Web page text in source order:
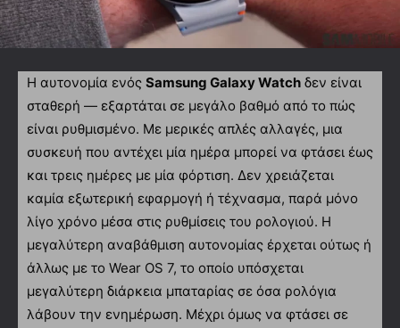
Η αυτονομία ενός Samsung Galaxy Watch δεν είναι
σταθερή — εξαρτάται σε μεγάλο βαθμό από το πώς
είναι ρυθμισμένο. Με μερικές απλές αλλαγές, μια
συσκευή που αντέχει μία ημέρα μπορεί να φτάσει έως
και τρεις ημέρες με μία φόρτιση. Δεν χρειάζεται
καμία εξωτερική εφαρμογή ή τέχνασμα, παρά μόνο
λίγο χρόνο μέσα στις ρυθμίσεις του ρολογιού. Η
μεγαλύτερη αναβάθμιση αυτονομίας έρχεται ούτως ή
άλλως με το Wear OS 7, το οποίο υπόσχεται
μεγαλύτερη διάρκεια μπαταρίας σε όσα ρολόγια
λάβουν την ενημέρωση. Μέχρι όμως να φτάσει σε